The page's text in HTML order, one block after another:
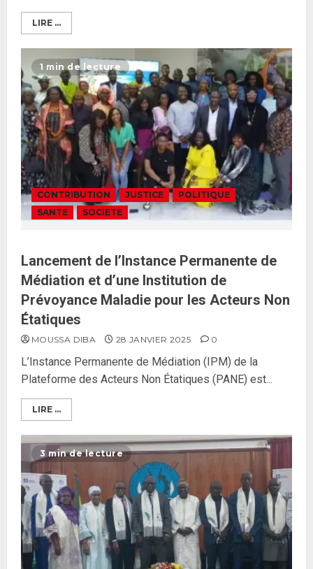
LIRE ...
1 min de lecture
CONTRIBUTION JUSTICE
POLITIQUE
SANTE
SOCIETE
Lancement de l’Instance Permanente de
Médiation et d’une Institution de
Prévoyance Maladie pour les Acteurs Non
Étatiques
MOUSSA DIBA 28 JANVIER 2025 0
L’Instance Permanente de Médiation (IPM) de la
Plateforme des Acteurs Non Étatiques (PANE) est...
LIRE ...
3 min de lecture